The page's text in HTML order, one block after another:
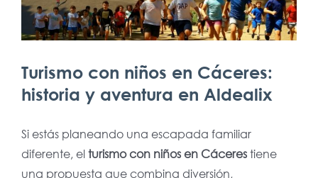
Turismo con niños en Cáceres:
historia y aventura en Aldealix
Si estás planeando una escapada familiar
diferente, elturismo con niños en Cácerestiene
una propuesta que combina diversión,